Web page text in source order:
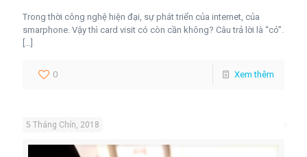
Trong thời công nghệ hiện đại, sự phát triển của internet, của
smarphone. Vậy thì card visit có còn cần không? Câu trả lời là “có”.
[…]
0 Xem thêm
5 Tháng Chín, 2018